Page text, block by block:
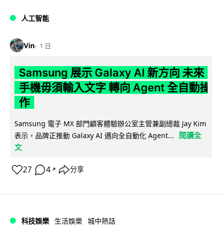
人工智能
Vin 1 日
Samsung 展示 Galaxy AI 新方向 未來
手機毋須輸入文字 轉向 Agent 全自動操
作
Samsung 電子 MX 部門顧客體驗辦公室主管兼副總裁 Jay Kim
表示，品牌正推動 Galaxy AI 邁向全自動化 Agent...
閱讀全
文
27 4 ↗ 分享
科技娛樂 生活娛樂 城中熱話